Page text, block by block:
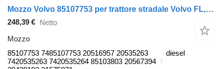
Mozzo Volvo 85107753 per trattore stradale Volvo FL, FE (2005-2014)
248,39 €
Netto
Mozzo
85107753 7485107753 20516957 20535263
7420535263 7420535264 85103803 20567394
diesel